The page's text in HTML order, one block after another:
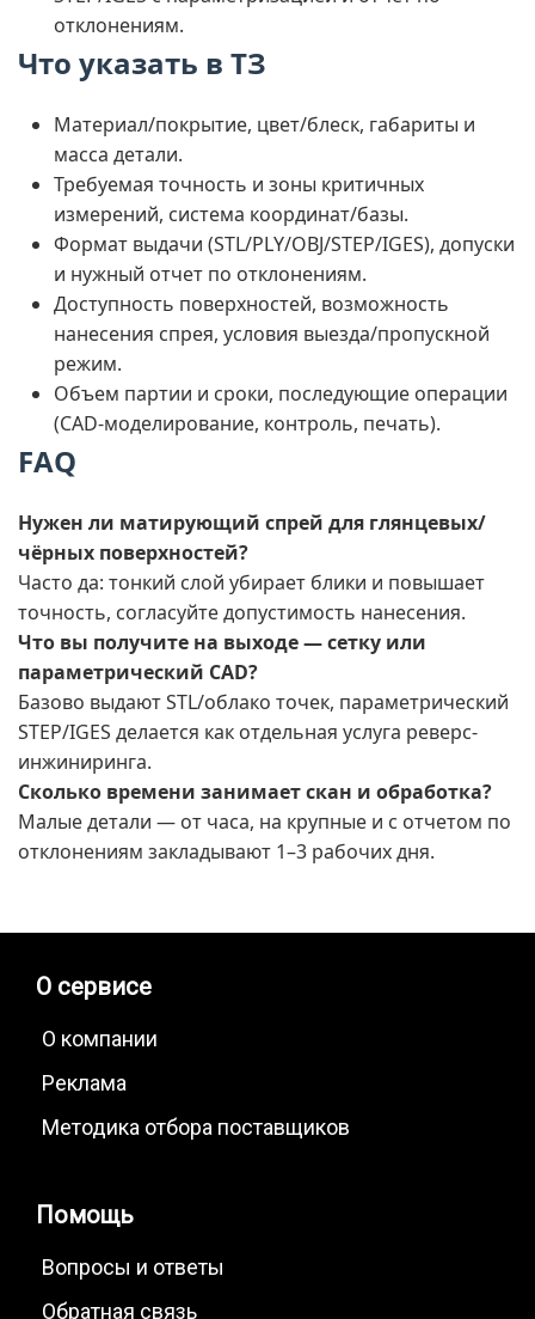
отклонениям.
Что указать в ТЗ
Материал/покрытие, цвет/блеск, габариты и
масса детали.
Требуемая точность и зоны критичных
измерений, система координат/базы.
Формат выдачи (STL/PLY/OBJ/STEP/IGES), допуски
и нужный отчет по отклонениям.
Доступность поверхностей, возможность
нанесения спрея, условия выезда/пропускной
режим.
Объем партии и сроки, последующие операции
(CAD-моделирование, контроль, печать).
FAQ
Нужен ли матирующий спрей для глянцевых/
чёрных поверхностей?
Часто да: тонкий слой убирает блики и повышает
точность, согласуйте допустимость нанесения.
Что вы получите на выходе — сетку или
параметрический CAD?
Базово выдают STL/облако точек, параметрический
STEP/IGES делается как отдельная услуга реверс-
инжиниринга.
Сколько времени занимает скан и обработка?
Малые детали — от часа, на крупные и с отчетом по
отклонениям закладывают 1–3 рабочих дня.
О сервисе
О компании
Реклама
Методика отбора поставщиков
Помощь
Вопросы и ответы
Обратная связь